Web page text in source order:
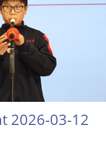
2026-03-12